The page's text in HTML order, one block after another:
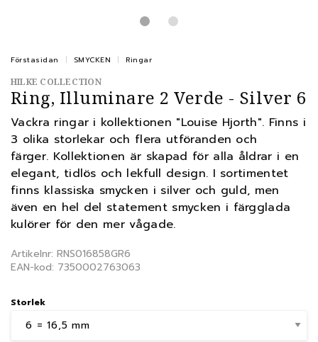
Förstasidan SMYCKEN Ringar
HILKE COLLECTION
Ring, Illuminare 2 Verde - Silver 6
Vackra ringar i kollektionen "Louise Hjorth". Finns i
3 olika storlekar och flera utföranden och
färger. Kollektionen är skapad för alla åldrar i en
elegant, tidlös och lekfull design. I sortimentet
finns klassiska smycken i silver och guld, men
även en hel del statement smycken i färgglada
kulörer för den mer vågade.
Artikelnr: RNS016858GR6
EAN-kod: 7350002763063
Storlek